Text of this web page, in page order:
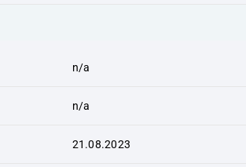
n/a
n/a
21.08.2023